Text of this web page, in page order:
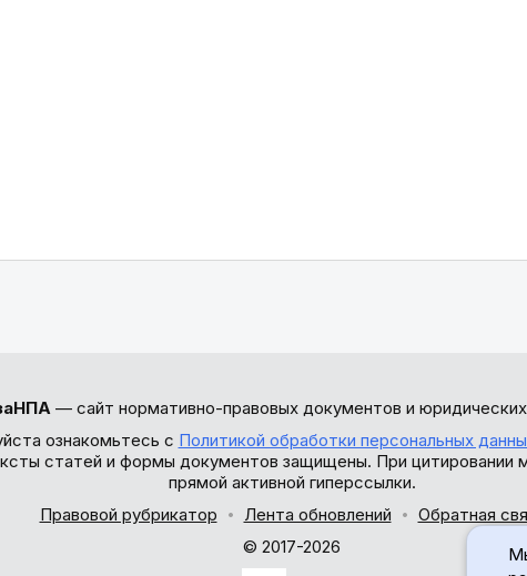
— сайт нормативно-правовых документов и
ознакомьтесь с Политикой обработки персональных
статей и формы документов защищены. При цитировании
прямой активной гиперссылки.
Правовой рубрикатор
Лента обновлений
Обратная
© 2017-2026